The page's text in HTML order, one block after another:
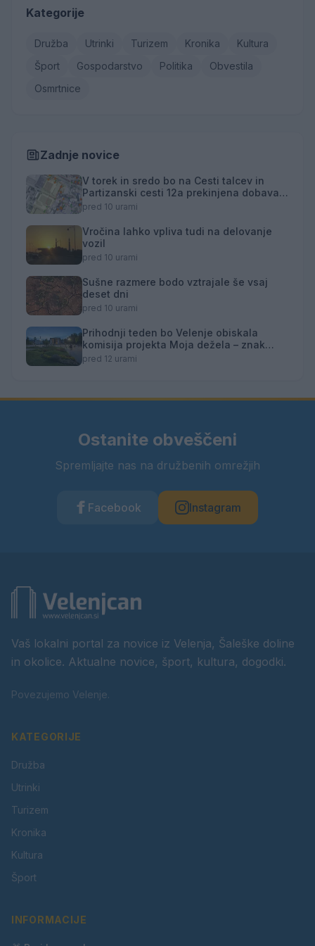
Kategorije
Družba Utrinki Turizem Kronika
Kultura
Šport
Gospodarstvo Politika
Obvestila
Osmrtnice
Zadnje novice
V torek in sredo bo na Cesti talcev in
Partizanski cesti 12a prekinjena dobava
toplotne energije
pred 10 urami
Vročina lahko vpliva tudi na delovanje
vozil
pred 10 urami
Sušne razmere bodo vztrajale še vsaj
deset dni
pred 10 urami
Prihodnji teden bo Velenje obiskala
komisija projekta Moja dežela – znak
gostoljubnosti
pred 12 urami
Ostanite obveščeni
Spremljajte nas na družbenih omrežjih
Facebook Instagram
Vaš lokalni portal za novice iz Velenja, Šaleške doline
in okolice. Aktualne novice, šport, kultura, dogodki.
Povezujemo Velenje.
KATEGORIJE
Družba
Utrinki
Turizem
Kronika
Kultura
Šport
INFORMACIJE